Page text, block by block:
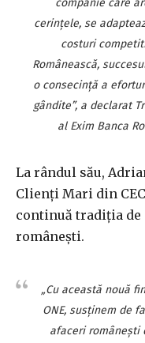
cerinţele, se
costuri
Românească,
o consecinţă a
gândite”, a declarat
al Exim Banca
La rândul său,
Clienţi Mari din
continuă tradiţia
româneşti.
„Cu această nouă
ONE, susţinem de
afaceri româneşti